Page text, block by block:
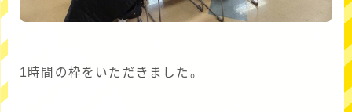
1時間の枠をいただきました。